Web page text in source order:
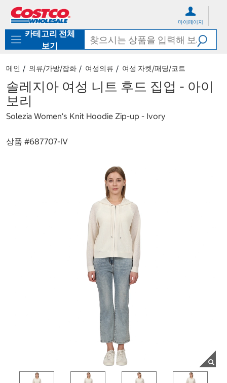
로
기
가
마이페이지
카테고리 전체
보기
메인 의류/가방/잡화 여성의류 여성 자켓/패딩/코트
솔레지아 여성 니트 후드 집업 - 아이
보리
Solezia Women's Knit Hoodie Zip-up - Ivory
상품 #687707-IV